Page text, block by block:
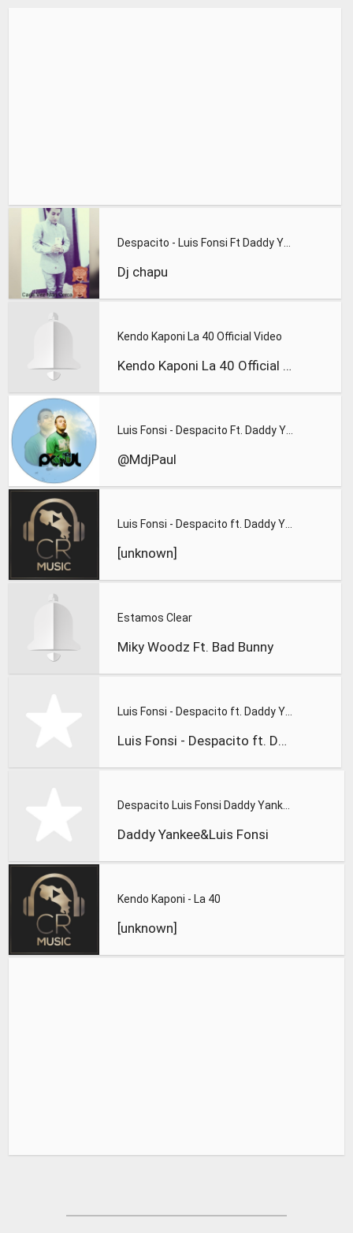
Dj chapu
Kendo Kaponi La 40 Official Video
Kendo Kaponi La 40 Official Video
@MdjPaul
[unknown]
Estamos Clear
Miky Woodz Ft. Bad Bunny
Luis Fonsi - Despacito ft. Daddy Yankee
Daddy Yankee&Luis Fonsi
Kendo Kaponi - La 40
[unknown]